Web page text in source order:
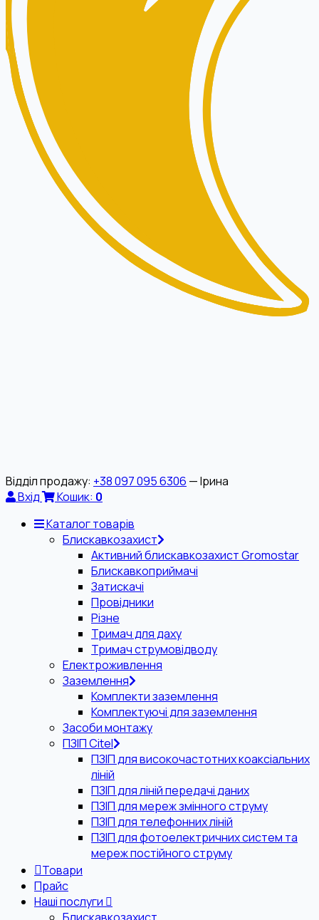
Відділ продажу: +38 097 095 6306 — Ірина
Вхід
Кошик: 0
Каталог товарів
Блискавкозахист
Активний блискавкозахист Gromostar
Блискавкоприймачі
Затискачі
Провідники
Різне
Тримач для даху
Тримач струмовідводу
Електроживлення
Заземлення
Комплекти заземлення
Комплектуючі для заземлення
Засоби монтажу
ПЗІП Citel
ПЗІП для високочастотних коаксіальних
ліній
ПЗІП для ліній передачі даних
ПЗІП для мереж змінного струму
ПЗІП для телефонних ліній
ПЗІП для фотоелектричних систем та
мереж постійного струму
Товари
Прайс
Наші послуги